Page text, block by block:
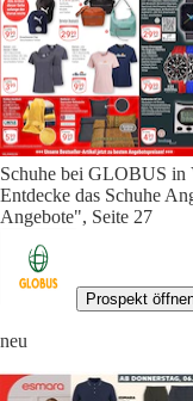
Schuhe bei GLOBUS in
Entdecke das Schuhe
Angebote", Seite 27
Prospekt
neu